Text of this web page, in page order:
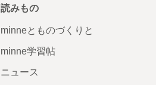
読みもの
minneとものづくりと
minne学習帖
ニュース